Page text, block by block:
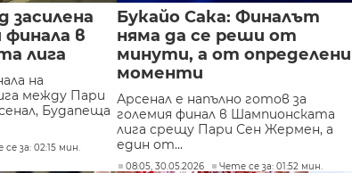
засилена
финала в
лига
на
между Пари
Будапеща
за: 02:15 мин.
Букайо Сака: Финалът
няма да се реши от
минути, а от определени
моменти
Арсенал е напълно готов за
големия финал в Шампионската
лига срещу Пари Сен Жермен, а
един от...
08:05, 30.05.2026 Чете се за: 01:52 мин.